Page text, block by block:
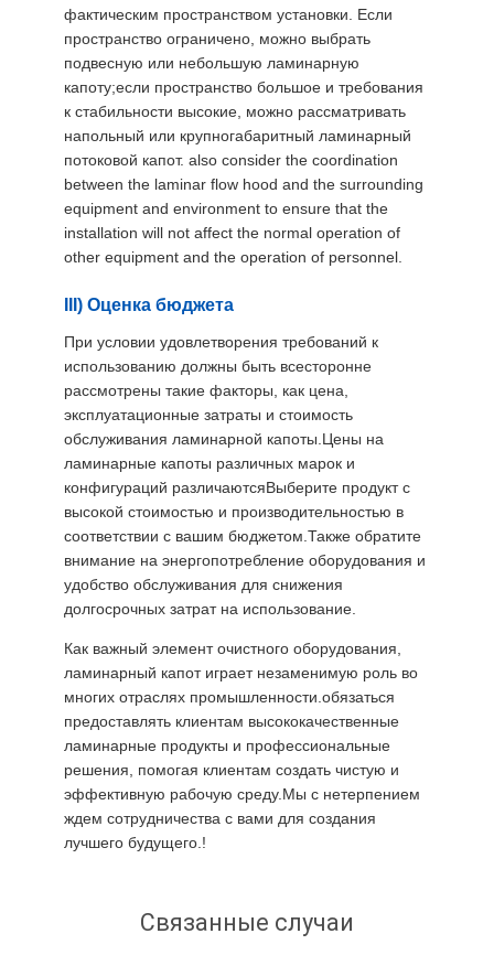
фактическим пространством установки. Если
пространство ограничено, можно выбрать
подвесную или небольшую ламинарную
капоту;если пространство большое и требования
к стабильности высокие, можно рассматривать
напольный или крупногабаритный ламинарный
потоковой капот. also consider the coordination
between the laminar flow hood and the surrounding
equipment and environment to ensure that the
installation will not affect the normal operation of
other equipment and the operation of personnel.
III) Оценка бюджета
При условии удовлетворения требований к
использованию должны быть всесторонне
рассмотрены такие факторы, как цена,
эксплуатационные затраты и стоимость
обслуживания ламинарной капоты.Цены на
ламинарные капоты различных марок и
конфигураций различаютсяВыберите продукт с
высокой стоимостью и производительностью в
соответствии с вашим бюджетом.Также обратите
внимание на энергопотребление оборудования и
удобство обслуживания для снижения
долгосрочных затрат на использование.
Как важный элемент очистного оборудования,
ламинарный капот играет незаменимую роль во
многих отраслях промышленности.обязаться
предоставлять клиентам высококачественные
ламинарные продукты и профессиональные
решения, помогая клиентам создать чистую и
эффективную рабочую среду.Мы с нетерпением
ждем сотрудничества с вами для создания
лучшего будущего.!
Связанные случаи